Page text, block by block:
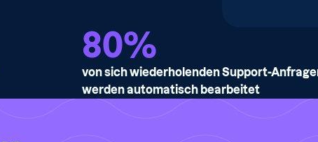
80%
von sich wiederholenden Support-
werden automatisch bearbeitet